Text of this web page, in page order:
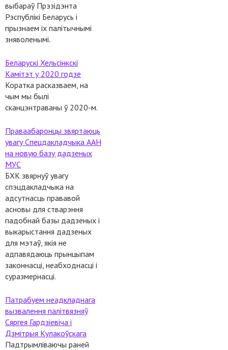
выбараў Прэзідэнта
Рэспублікі Беларусь і
прызнаем іх палітычнымі
зняволенымі.
Беларускі Хельсінкскі
Камітэт у 2020 годзе
Коратка расказваем, на
чым мы былі
сканцэнтраваны ў 2020-м.
Праваабаронцы звяртаюць
увагу Спецдакладчыка ААН
на новую базу дадзеных
МУС
БХК звярнуў увагу
спэцдакладчыка на
адсутнасць прававой
асновы для стварэння
падобнай базы дадзеных і
выкарыстання дадзеных
для мэтаў, якія не
адпавядаюць прынцыпам
законнасці, неабходнасці і
суразмернасці.
Патрабуем неадкладнага
вызвалення палітвязняў
Сяргея Гардзіевіча і
Дзмітрыя Кулакоўскага
Падтрымліваючы раней